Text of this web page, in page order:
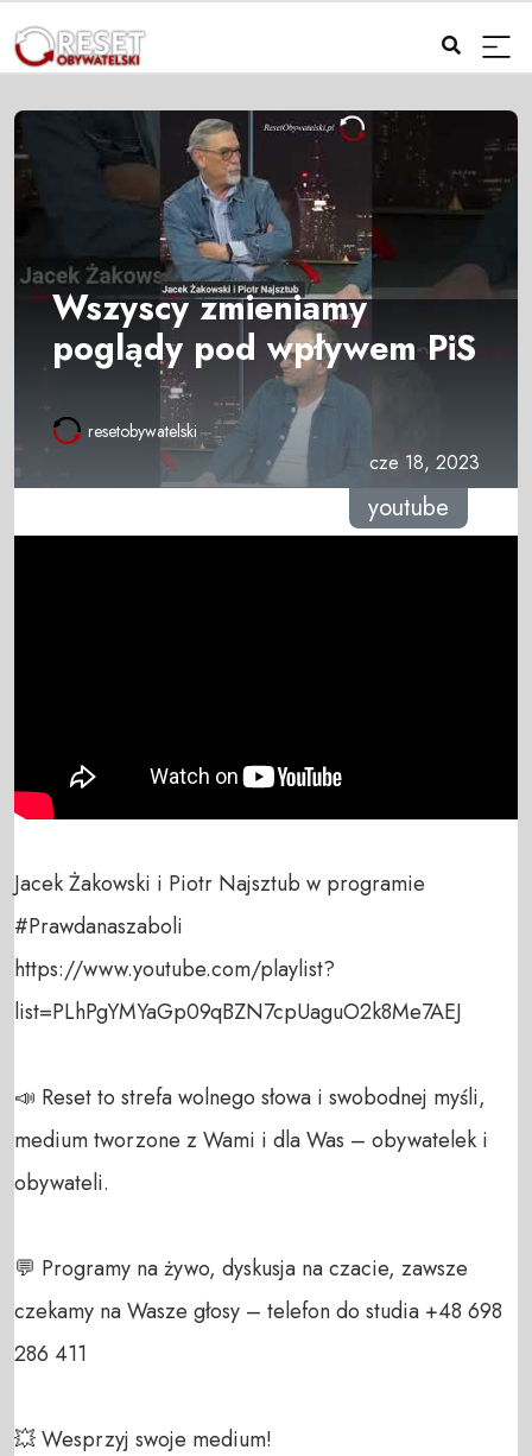
Wszyscy zmieniamy
poglądy pod wpływem PiS
resetobywatelski
cze 18, 2023
youtube
Jacek Żakowski i Piotr Najsztub w programie
#Prawdanaszaboli
https://www.youtube.com/playlist?
list=PLhPgYMYaGp09qBZN7cpUaguO2k8Me7AEJ
📣 Reset to strefa wolnego słowa i swobodnej myśli,
medium tworzone z Wami i dla Was – obywatelek i
obywateli.
💬 Programy na żywo, dyskusja na czacie, zawsze
czekamy na Wasze głosy – telefon do studia +48 698
286 411
💥 Wesprzyj swoje medium!